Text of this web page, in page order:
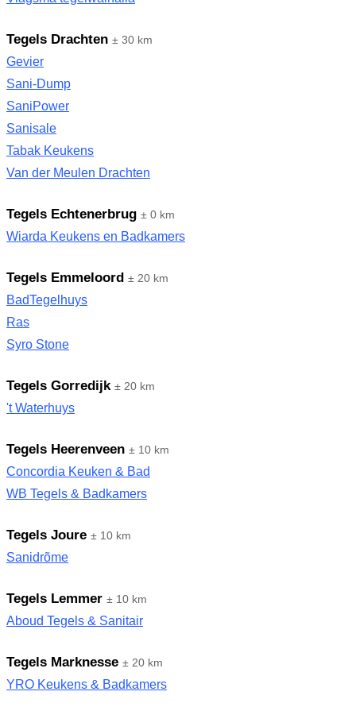
Tegels Drachten ± 30 km
Gevier
Sani-Dump
SaniPower
Sanisale
Tabak Keukens
Van der Meulen Drachten
Tegels Echtenerbrug ± 0 km
Wiarda Keukens en Badkamers
Tegels Emmeloord ± 20 km
BadTegelhuys
Ras
Syro Stone
Tegels Gorredijk ± 20 km
't Waterhuys
Tegels Heerenveen ± 10 km
Concordia Keuken & Bad
WB Tegels & Badkamers
Tegels Joure ± 10 km
Sanidrõme
Tegels Lemmer ± 10 km
Aboud Tegels & Sanitair
Tegels Marknesse ± 20 km
YRO Keukens & Badkamers